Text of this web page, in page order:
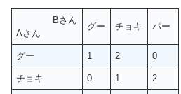
Bさん
Aさん
グー チョキ パー
グー 1 2 0
チョキ 0 1 2